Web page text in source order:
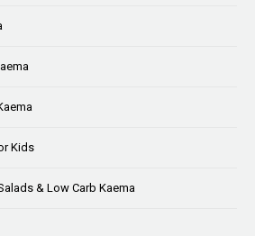
Kids
& Low Carb Kaema